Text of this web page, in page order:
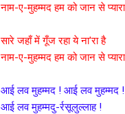
नाम-ए-मुहम्मद हम को जान से
सारे जहाँ में गूँज रहा ये ना'रा है
नाम-ए-मुहम्मद हम को जान से
आई लव मुहम्मद ! आई लव मुहम्मद !
आई लव मुहम्मदु-र्रसूलुल्लाह !